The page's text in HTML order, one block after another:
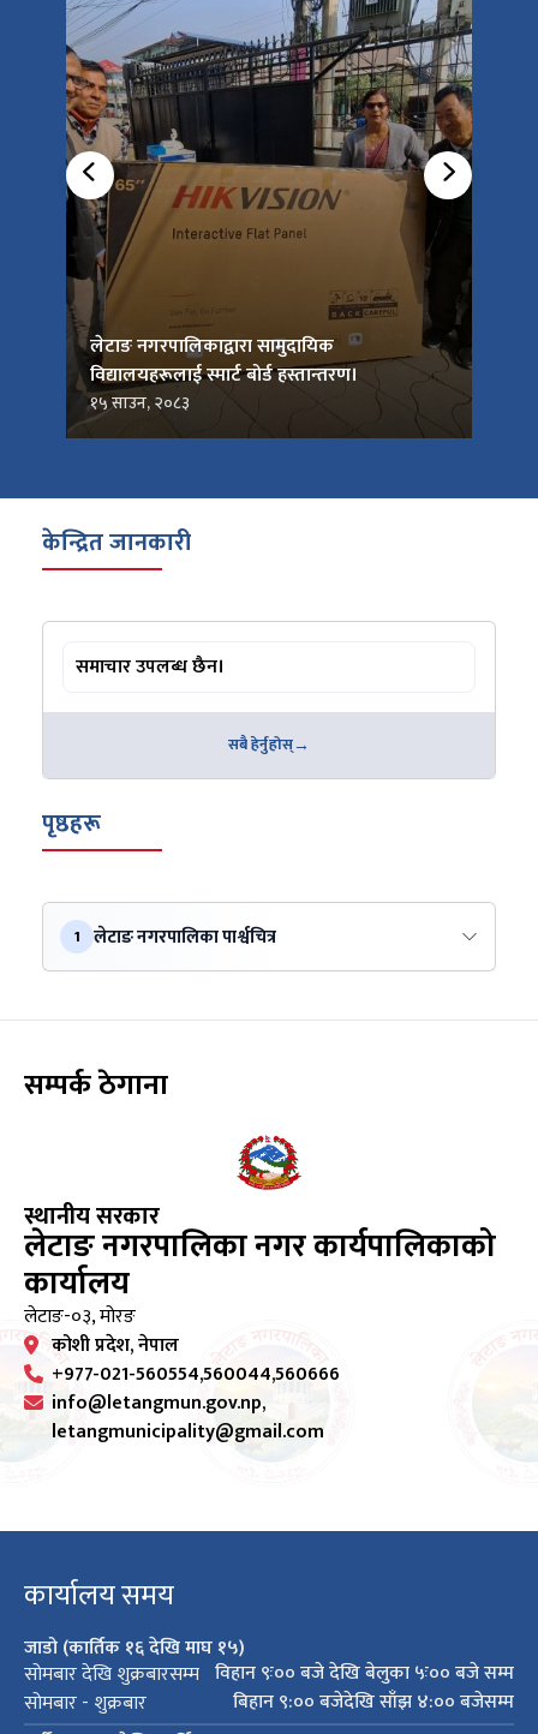
लेटाङ नगरपालिकाद्वारा सामुदायिक
विद्यालयहरूलाई स्मार्ट बोर्ड हस्तान्तरण।
१५ साउन, २०८३
केन्द्रित जानकारी
समाचार उपलब्ध छैन।
सबै हेर्नुहोस्
पृष्ठहरू
1 लेटाङ नगरपालिका पार्श्वचित्र
सम्पर्क ठेगाना
स्थानीय सरकार
लेटाङ नगरपालिका नगर कार्यपालिकाको
कार्यालय
लेटाङ-०३, मोरङ
कोशी प्रदेश, नेपाल
+977-021-560554,560044,560666
info@letangmun.gov.np,
letangmunicipality@gmail.com
कार्यालय समय
जाडो (कार्तिक १६ देखि माघ १५)
सोमबार देखि शुक्रबारसम्म विहान ९ः०० बजे देखि बेलुका ५ः०० बजे सम्म
सोमबार - शुक्रबार
बिहान ९:०० बजेदेखि साँझ ४:०० बजेसम्म